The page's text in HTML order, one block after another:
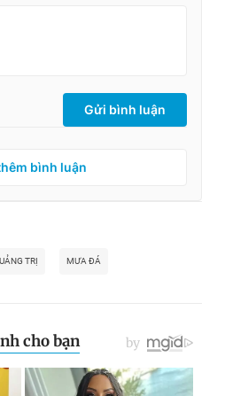
Gửi bình luận
bình luận
TRỊ MƯA ĐÁ